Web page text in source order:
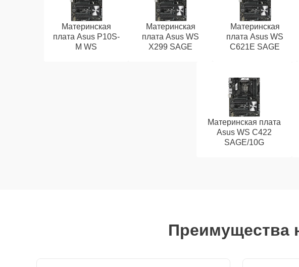
Материнская
плата Asus P10S-
M WS
Материнская
плата Asus WS
X299 SAGE
Материнская
плата Asus WS
C621E SAGE
Материнская плата
Asus WS C422
SAGE/10G
Преимущества